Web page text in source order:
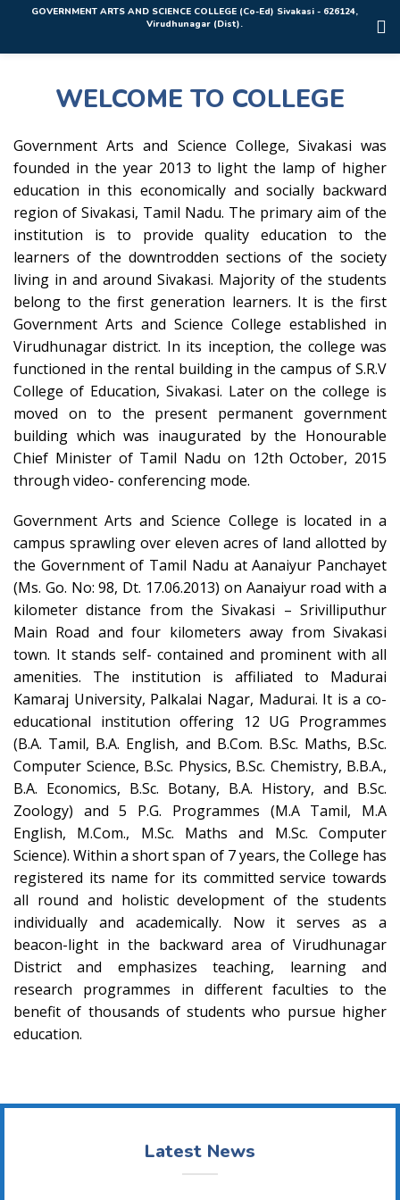
Rolex Replica Uhren Deutschland
GOVERNMENT ARTS AND SCIENCE COLLEGE (Co-Ed) Sivakasi - 626124,
Virudhunagar (Dist).
WELCOME TO COLLEGE
Government Arts and Science College, Sivakasi was
founded in the year 2013 to light the lamp of higher
education in this economically and socially backward
region of Sivakasi, Tamil Nadu. The primary aim of the
institution is to provide quality education to the
learners of the downtrodden sections of the society
living in and around Sivakasi. Majority of the students
belong to the first generation learners. It is the first
Government Arts and Science College established in
Virudhunagar district. In its inception, the college was
functioned in the rental building in the campus of S.R.V
College of Education, Sivakasi. Later on the college is
moved on to the present permanent government
building which was inaugurated by the Honourable
Chief Minister of Tamil Nadu on 12th October, 2015
through video- conferencing mode.
Government Arts and Science College is located in a
campus sprawling over eleven acres of land allotted by
the Government of Tamil Nadu at Aanaiyur Panchayet
(Ms. Go. No: 98, Dt. 17.06.2013) on Aanaiyur road with a
kilometer distance from the Sivakasi – Srivilliputhur
Main Road and four kilometers away from Sivakasi
town. It stands self- contained and prominent with all
amenities. The institution is affiliated to Madurai
Kamaraj University, Palkalai Nagar, Madurai. It is a co-
educational institution offering 12 UG Programmes
(B.A. Tamil, B.A. English, and B.Com. B.Sc. Maths, B.Sc.
Computer Science, B.Sc. Physics, B.Sc. Chemistry, B.B.A.,
B.A. Economics, B.Sc. Botany, B.A. History, and B.Sc.
Zoology) and 5 P.G. Programmes (M.A Tamil, M.A
English, M.Com., M.Sc. Maths and M.Sc. Computer
Science). Within a short span of 7 years, the College has
registered its name for its committed service towards
all round and holistic development of the students
individually and academically. Now it serves as a
beacon-light in the backward area of Virudhunagar
District and emphasizes teaching, learning and
research programmes in different faculties to the
benefit of thousands of students who pursue higher
education.
Latest News